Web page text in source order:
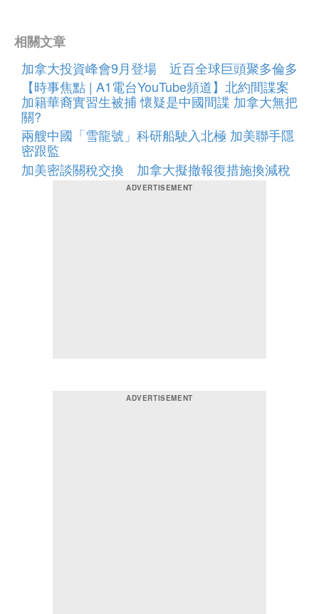
相關文章
加拿大投資峰會9月登場 近百全球巨頭聚多倫多
【時事焦點 | A1電台YouTube頻道】北約間諜案
加籍華裔實習生被捕 懷疑是中國間諜 加拿大無把
關?
兩艘中國「雪龍號」科研船駛入北極 加美聯手隱
密跟監
加美密談關稅交換 加拿大擬撤報復措施換減稅